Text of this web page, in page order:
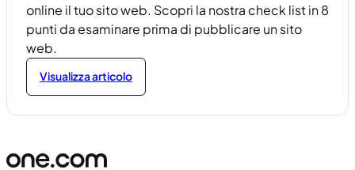
online il tuo sito web. Scopri la nostra check list in 8
punti da esaminare prima di pubblicare un sito
web.
Visualizza articolo